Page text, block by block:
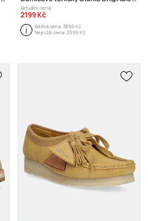
Aktuální cena:
2199 Kč
Běžná cena:3899 Kč
Nejnižší cena:2599 Kč